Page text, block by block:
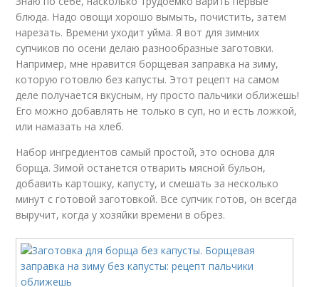
блюда. Надо овощи хорошо вымыть, почистить, затем
нарезать. Времени уходит уйма. Я вот для зимних
супчиков по осени делаю разнообразные заготовки.
Например, мне нравится борщевая заправка на зиму,
которую готовлю без капусты. Этот рецепт на самом
деле получается вкусным, ну просто пальчики оближешь!
Его можно добавлять не только в суп, но и есть ложкой,
или намазать на хлеб.
Набор ингредиентов самый простой, это основа для
борща. Зимой останется отварить мясной бульон,
добавить картошку, капусту, и смешать за несколько
минут с готовой заготовкой. Все супчик готов, он всегда
выручит, когда у хозяйки времени в обрез.